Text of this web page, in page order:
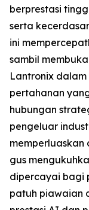
berprestasi
serta
ini
sambil
Lantronix
pertahanan
hubungan
pengeluar
memperluaskan
gus
dipercayai bagi
patuh piawaian